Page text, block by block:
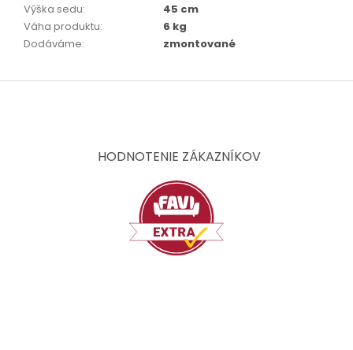
Výška sedu:
45 cm
Váha produktu:
6 kg
Dodáváme: zmontované
Z
HODNOTENIE ZÁKAZNÍKOV